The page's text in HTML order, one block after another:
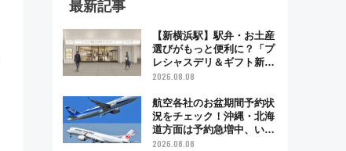
最新記事
【新横浜駅】駅弁・お土産
選びがもっと便利に？「プ
レシャスデリ＆ギフト新横
浜」がオープン 場所や営
2026.08.08
航空各社のお盆期間予約状
況をチェック！沖縄・北海
道方面は予約急増中、いま
から狙うべき日は？
2026.08.08